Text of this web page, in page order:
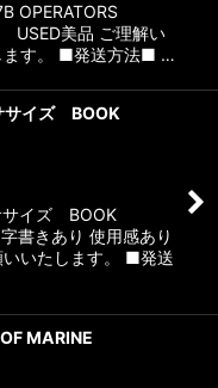
OPERATORS
USED美品 ご理解い
ます。 ■発送方法■ …
イズ BOOK
イズ BOOK
書きあり 使用感あり
いいたします。 ■発送
MARINE